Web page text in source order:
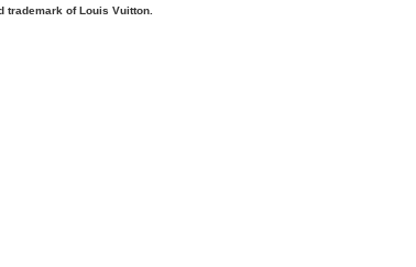
trademark of Louis Vuitton.